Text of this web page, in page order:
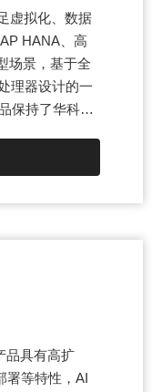
虚拟化、数据
HANA、高
场景，基于全
理器设计的一
保持了华科服
方面，在计
智能管理等方
适合对服务器
品具有高扩
署等特性，AI